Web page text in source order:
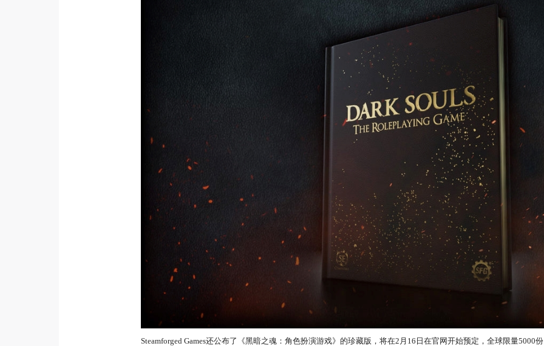
Steamforged Games还公布了《黑暗之魂：角色扮演游戏》的珍藏版，将在2月16日在官网开始预定，全球限量5000